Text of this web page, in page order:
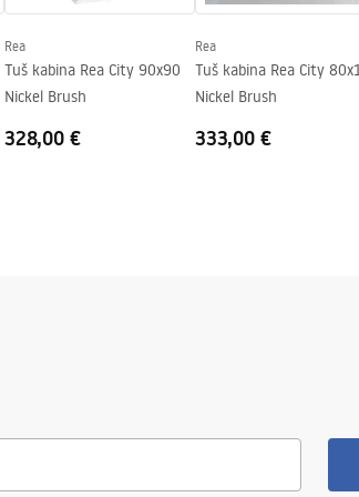
Rea
Tuš kabina Rea City 90x90
Nickel Brush
328,00 €
Rea
Tuš kabina Rea City
Nickel Brush
333,00 €